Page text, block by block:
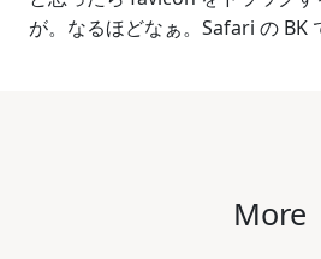
が。なるほどなぁ。Safari の BK
More